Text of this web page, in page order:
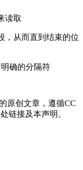
读取
，从而直到结束的位
确的分隔符
原创文章，遵循CC
链接及本声明。